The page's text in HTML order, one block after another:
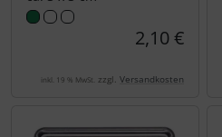
2,10 €
inkl. 19 % MwSt. zzgl. Versandkosten